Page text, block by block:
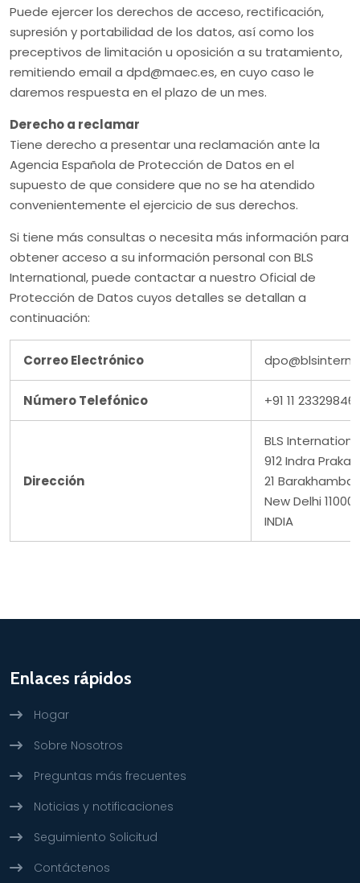
Puede ejercer los derechos de acceso, rectificación,
supresión y portabilidad de los datos, así como los
preceptivos de limitación u oposición a su tratamiento,
remitiendo email a dpd@maec.es, en cuyo caso le
daremos respuesta en el plazo de un mes.
Derecho a reclamar
Tiene derecho a presentar una reclamación ante la
Agencia Española de Protección de Datos en el
supuesto de que considere que no se ha atendido
convenientemente el ejercicio de sus derechos.
Si tiene más consultas o necesita más información para
obtener acceso a su información personal con BLS
International, puede contactar a nuestro Oficial de
Protección de Datos cuyos detalles se detallan a
continuación:
Correo Electrónico
Número Telefónico +91 11 23329846
Dirección
BLS
912 Indra
21 Barakhamba
New Delhi 110001
INDIA
Enlaces rápidos
Hogar
Sobre Nosotros
Preguntas más frecuentes
Noticias y notificaciones
Seguimiento Solicitud
Contáctenos